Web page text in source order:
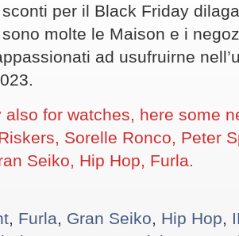
per il Black Friday
molte le Maison e i
ad usufruirne
also for watches, here some
Sorelle Ronco, Peter
Seiko, Hip Hop, Furla.
Furla Gran Seiko Hip Hop